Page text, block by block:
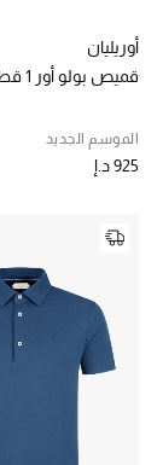
مستلزمات المنزل
نسوقوا أحدث ما وصلنا
أوريليان
قميص بولو أور 1 قطن
الموسم الجديد
925 د.إ